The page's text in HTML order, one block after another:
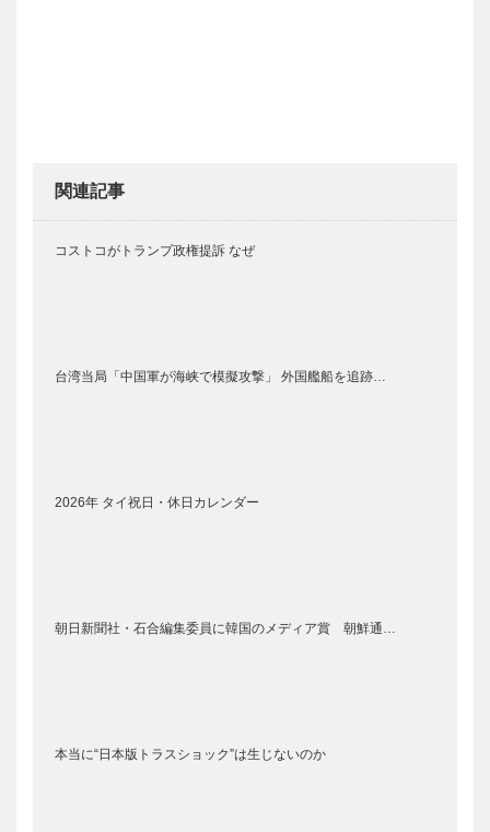
関連記事
コストコがトランプ政権提訴 なぜ
台湾当局「中国軍が海峡で模擬攻撃」 外国艦船を追跡…
2026年 タイ祝日・休日カレンダー
朝日新聞社・石合編集委員に韓国のメディア賞 朝鮮通…
本当に“日本版トラスショック”は生じないのか